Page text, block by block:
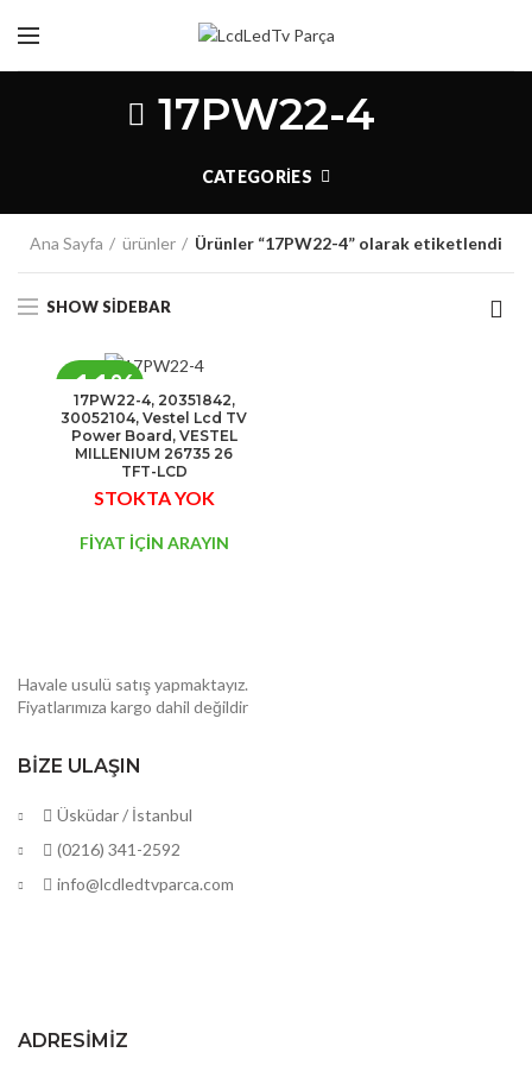
17PW22-4
CATEGORIES
Ana Sayfa ürünler Ürünler “17PW22-4” olarak etiketlendi
SHOW SIDEBAR
-11%
STOK
YOK
17PW22-4, 20351842,
30052104, Vestel Lcd TV
Power Board, VESTEL
MILLENIUM 26735 26
TFT-LCD
FİYAT İÇİN ARAYIN
STOKTA YOK
Havale usulü satış yapmaktayız.
Fiyatlarımıza kargo dahil değildir
BIZE ULAŞIN
Üsküdar / İstanbul
(0216) 341-2592
info@lcdledtvparca.com
ADRESIMIZ